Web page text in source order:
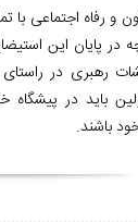
و رفاه اجتماعی
در پایان این
رهبری در
باید در پیشگاه
باشند.